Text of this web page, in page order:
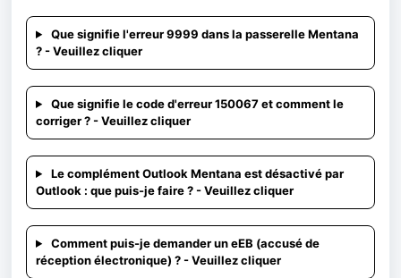
Que signifie l'erreur 9999 dans la passerelle Mentana
? - Veuillez cliquer
Que signifie le code d'erreur 150067 et comment le
corriger ? - Veuillez cliquer
Le complément Outlook Mentana est désactivé par
Outlook : que puis-je faire ? - Veuillez cliquer
Comment puis-je demander un eEB (accusé de
réception électronique) ? - Veuillez cliquer